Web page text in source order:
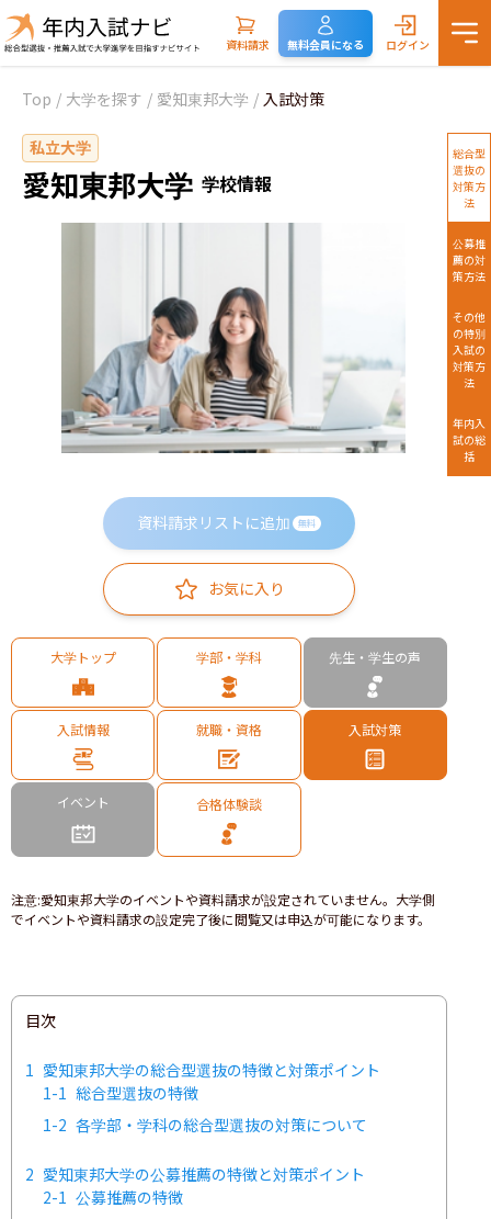
資料請求 無料会員になる ログイン
Top / 大学を探す / 愛知東邦大学 / 入試対策
私立大学
愛知東邦大学 学校情報
資料請求リストに追加 無料
お気に入り
大学トップ 学部・学科 先生・学生の声
入試情報 就職・資格 入試対策
イベント 合格体験談
注意:愛知東邦大学のイベントや資料請求が設定されていません。大学側
でイベントや資料請求の設定完了後に閲覧又は申込が可能になります。
目次
1 愛知東邦大学の総合型選抜の特徴と対策ポイント
1-1 総合型選抜の特徴
1-2 各学部・学科の総合型選抜の対策について
2 愛知東邦大学の公募推薦の特徴と対策ポイント
2-1 公募推薦の特徴
総合型
選抜の
対策方
法
公募推
薦の対
策方法
その他
の特別
入試の
対策方
法
年内入
試の総
括